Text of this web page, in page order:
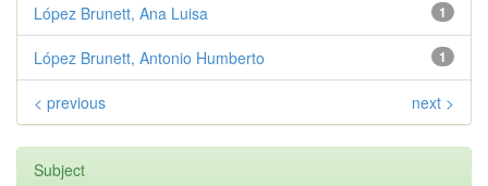
1
López Brunett, Ana Luisa
1
López Brunett, Antonio Humberto
< previous next >
Subject